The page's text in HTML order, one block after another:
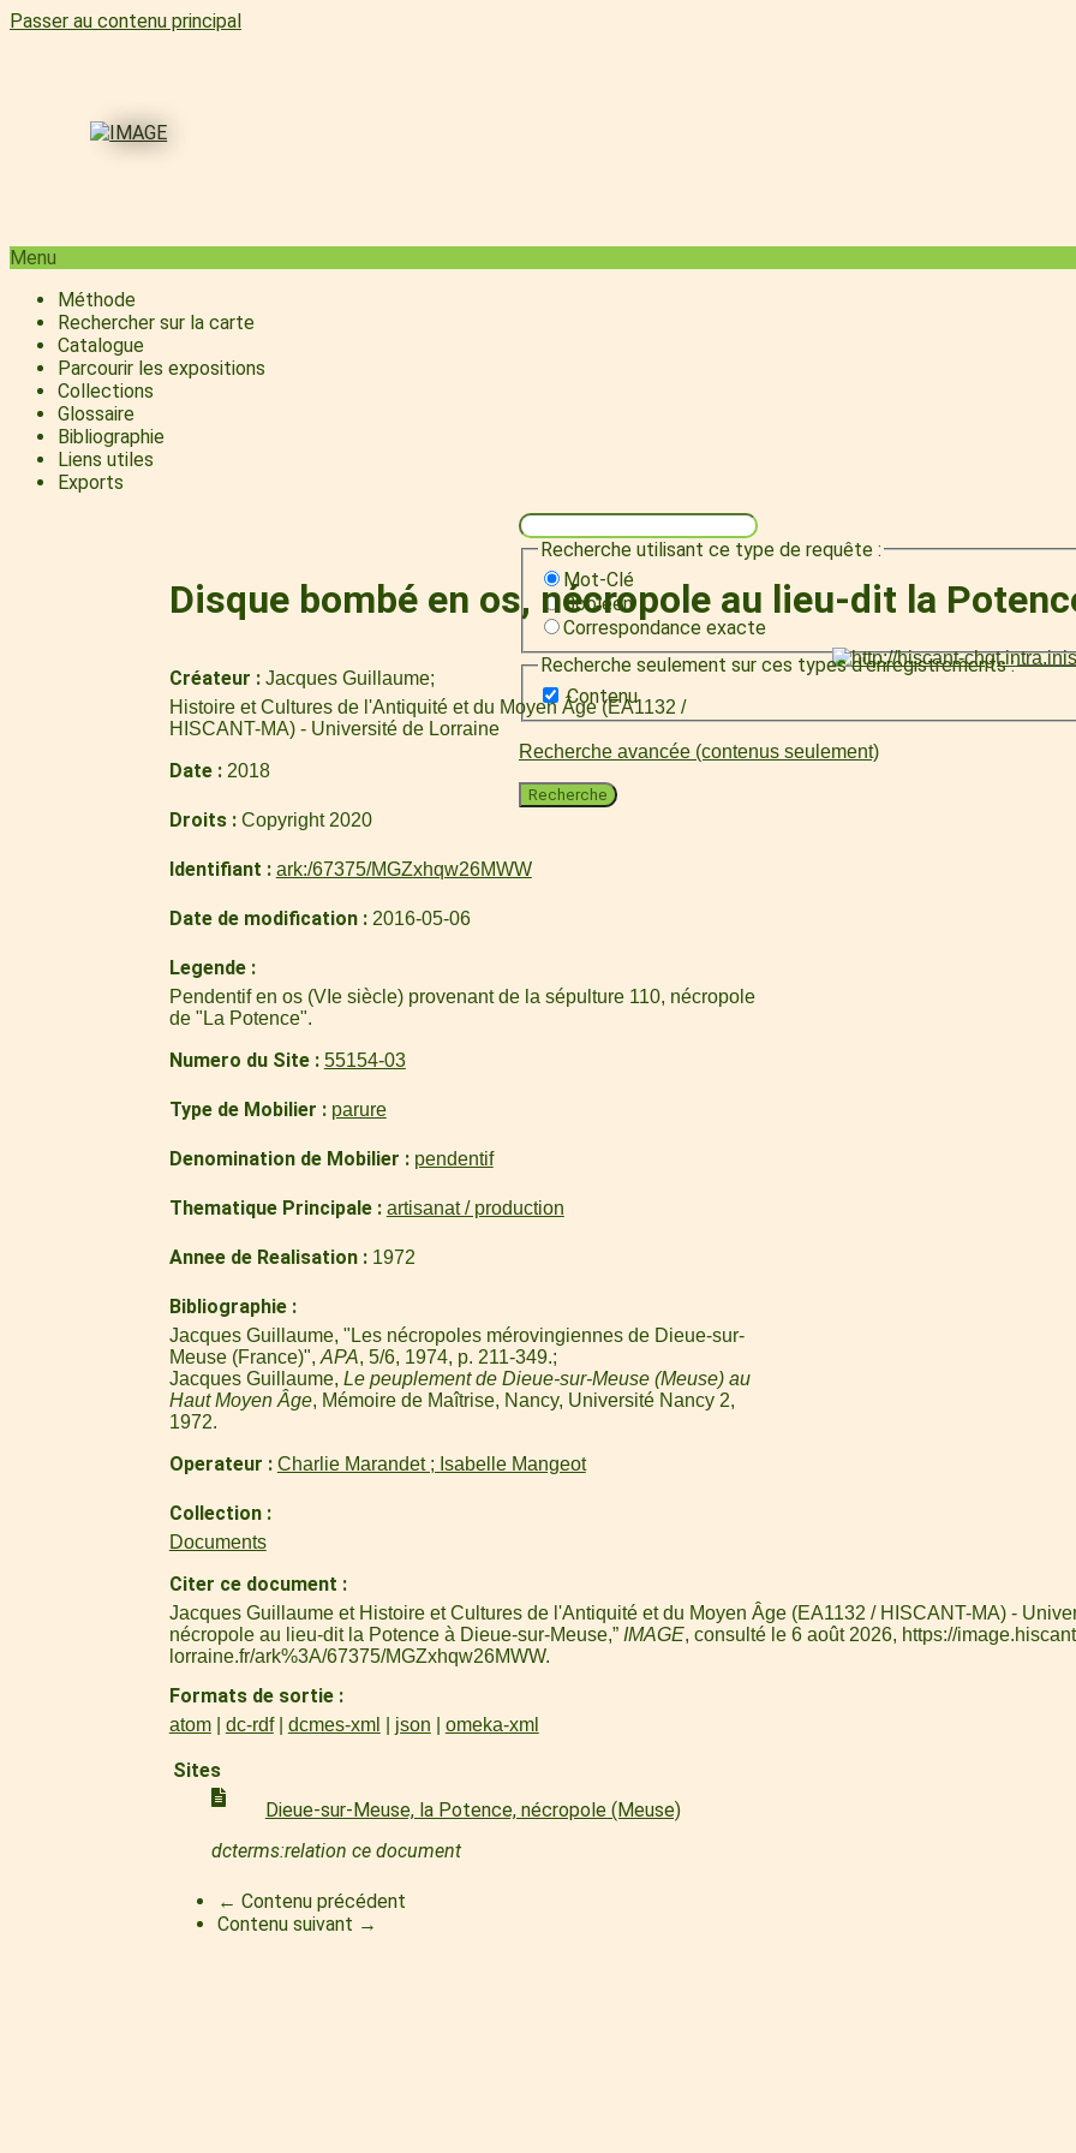
Passer au contenu principal
Menu
Méthode
Rechercher sur la carte
Catalogue
Parcourir les expositions
Collections
Glossaire
Bibliographie
Liens utiles
Exports
Recherche utilisant ce type de requête :
Mot-Clé
Booléen
Correspondance exacte
Recherche seulement sur ces types d'enregistrements :
Contenu
Recherche avancée (contenus seulement)
Recherche
Disque bombé en os, nécropole au lieu-dit la
Créateur
Jacques Guillaume
Histoire et Cultures de l'Antiquité et du Moyen Âge (EA1132 /
HISCANT-MA) - Université de Lorraine
Date 2018
Droits Copyright 2020
Identifiant ark:/67375/MGZxhqw26MWW
Date de modification 2016-05-06
Legende
Pendentif en os (VIe siècle) provenant de la sépulture 110, nécropole
de "La Potence".
Numero du Site 55154-03
Type de Mobilier parure
Denomination de Mobilier pendentif
Thematique Principale artisanat / production
Annee de Realisation 1972
Bibliographie
Jacques Guillaume, "Les nécropoles mérovingiennes de Dieue-sur-
Meuse (France)",APA, 5/6, 1974, p. 211-349.
Jacques Guillaume, Le peuplement de Dieue-sur-Meuse (Meuse) au
Haut Moyen Âge, Mémoire de Maîtrise, Nancy, Université Nancy 2,
1972.
Operateur Charlie Marandet ; Isabelle Mangeot
Collection
Documents
Citer ce document
Jacques Guillaume et Histoire et Cultures de l'Antiquité et du Moyen Âge (EA1132 / HISCANT-MA) -
nécropole au lieu-dit la Potence à Dieue-sur-Meuse,” IMAGE, consulté le 6 août 2026, https://
lorraine.fr/ark%3A/67375/MGZxhqw26MWW.
Formats de sortie
atom dc-rdf dcmes-xml json omeka-xml
Sites
Dieue-sur-Meuse, la Potence, nécropole (Meuse)
dcterms:relation ce document
← Contenu précédent
Contenu suivant →